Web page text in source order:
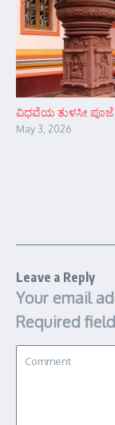
ವಿಧವೆಯ ತುಳಸೀ ಪೂಜೆ
May 3, 2026
Leave a Reply
Your email
Required